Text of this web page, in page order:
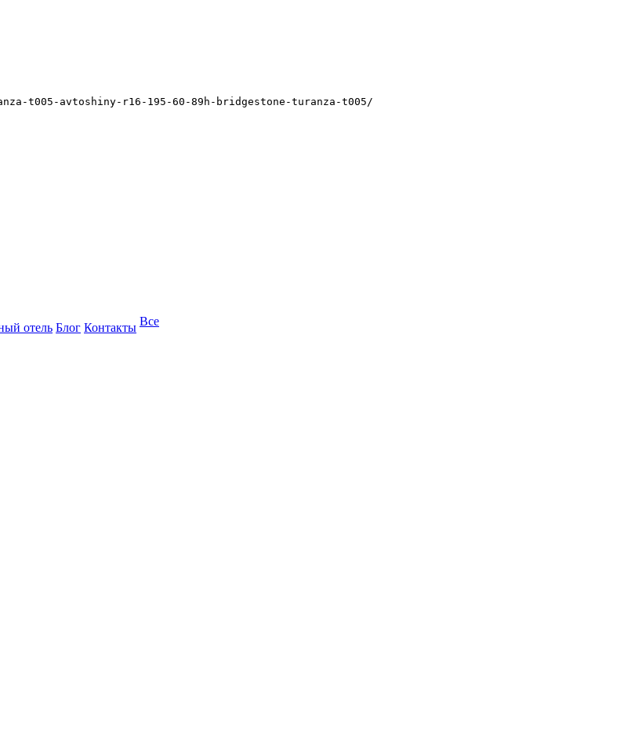
t005-avtoshiny-r16-195-60-89h-bridgestone-turanza-t005/
отель Блог Контакты Все